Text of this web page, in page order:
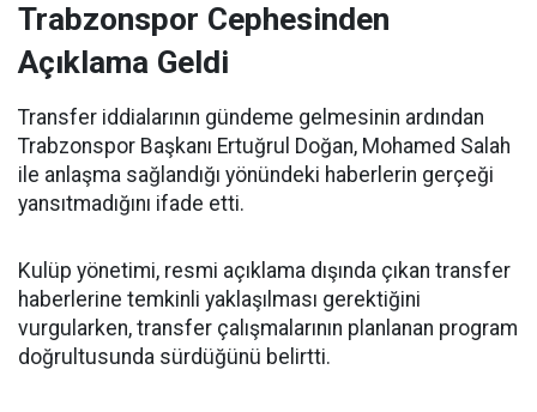
Trabzonspor Cephesinden
Açıklama Geldi
Transfer iddialarının gündeme gelmesinin ardından
Trabzonspor Başkanı Ertuğrul Doğan, Mohamed Salah
ile anlaşma sağlandığı yönündeki haberlerin gerçeği
yansıtmadığını ifade etti.
Kulüp yönetimi, resmi açıklama dışında çıkan transfer
haberlerine temkinli yaklaşılması gerektiğini
vurgularken, transfer çalışmalarının planlanan program
doğrultusunda sürdüğünü belirtti.